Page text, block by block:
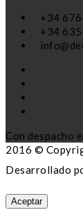
+34
+34
Con despacho
2016 ©
Desarrollado
Aceptar